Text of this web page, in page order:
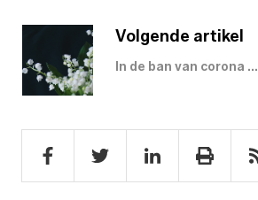
Volgende artikel
In de ban van corona ...